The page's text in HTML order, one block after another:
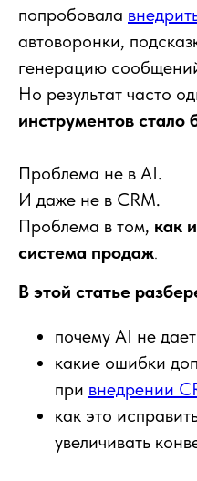
попробовала
автоворонки,
генерацию
Но результат часто
инструментов
Проблема не в AI.
И даже не в CRM.
Проблема в том, как
система продаж.
В этой статье
почему AI не
какие ошибки
при внедрении
как это
увеличивать